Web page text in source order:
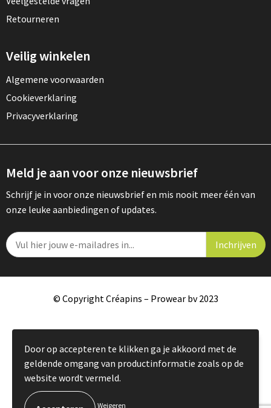
Retourneren
Veilig winkelen
Algemene voorwaarden
Cookieverklaring
Privacyverklaring
Meld je aan voor onze nieuwsbrief
Schrijf je in voor onze nieuwsbrief en mis nooit meer één van
onze leuke aanbiedingen of updates.
© Copyright Créapins – Prowear bv 2023
Door op accepteren te klikken ga je akkoord met de
geldende omgang van productinformatie zoals op de
website wordt vermeld.
Weigeren